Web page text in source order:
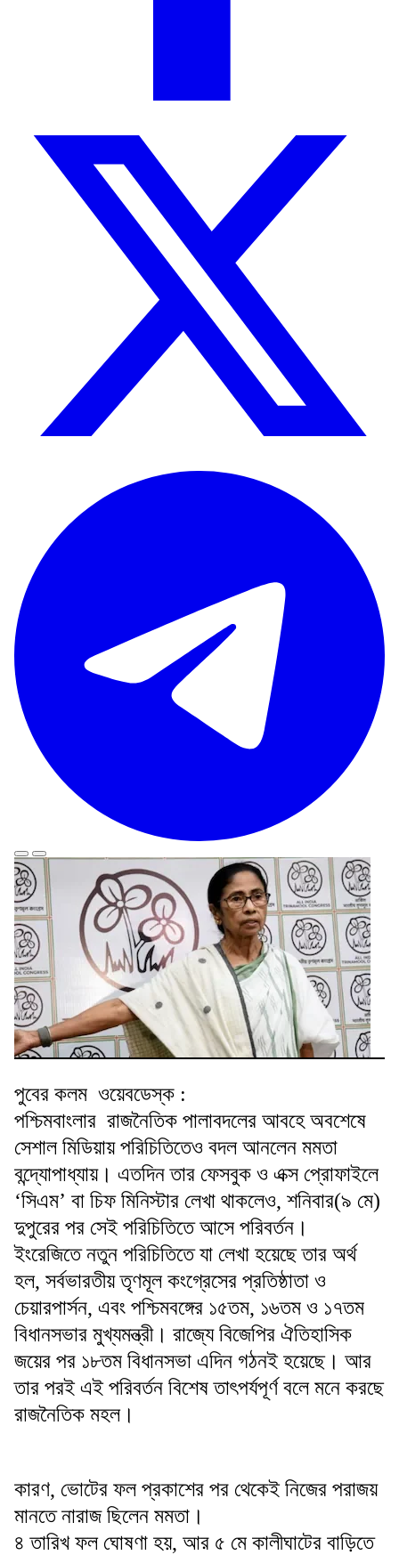
পুবের কলম ওয়েবডেস্ক :
পশ্চিমবাংলার রাজনৈতিক পালাবদলের আবহে অবশেষে
সেশাল মিডিয়ায় পরিচিতিতেও বদল আনলেন মমতা
বন্দ্যোপাধ্যায়। এতদিন তার ফেসবুক ও এক্স প্রোফাইলে
‘সিএম’ বা চিফ মিনিস্টার লেখা থাকলেও, শনিবার(৯ মে)
দুপুরের পর সেই পরিচিতিতে আসে পরিবর্তন।
ইংরেজিতে নতুন পরিচিতিতে যা লেখা হয়েছে তার অর্থ
হল, সর্বভারতীয় তৃণমূল কংগ্রেসের প্রতিষ্ঠাতা ও
চেয়ারপার্সন, এবং পশ্চিমবঙ্গের ১৫তম, ১৬তম ও ১৭তম
বিধানসভার মুখ্যমন্ত্রী। রাজ্যে বিজেপির ঐতিহাসিক
জয়ের পর ১৮তম বিধানসভা এদিন গঠনই হয়েছে। আর
তার পরই এই পরিবর্তন বিশেষ তাৎপর্যপূর্ণ বলে মনে করছে
রাজনৈতিক মহল।
কারণ, ভোটের ফল প্রকাশের পর থেকেই নিজের পরাজয়
মানতে নারাজ ছিলেন মমতা।
৪ তারিখ ফল ঘোষণা হয়, আর ৫ মে কালীঘাটের বাড়িতে